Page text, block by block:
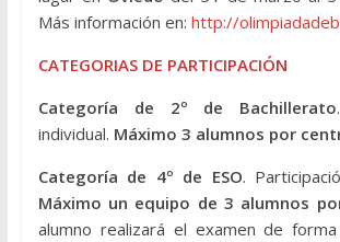
Más información en: http://
CATEGORIAS DE PARTICIPACIÓN
Categoría de 2º de Bachillerato
individual. Máximo 3 alumnos por
Categoría de 4º de ESO.
Máximo un equipo de 3 alumnos
alumno realizará el examen de